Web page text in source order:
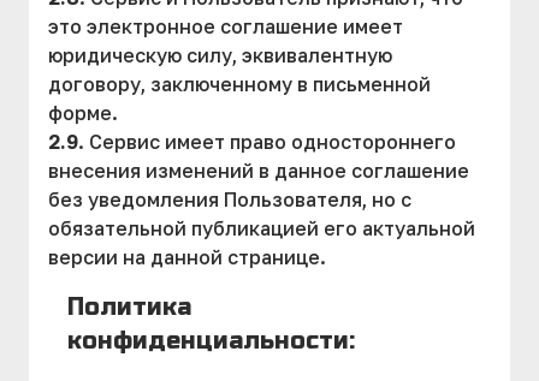
это электронное соглашение имеет
юридическую силу, эквивалентную
договору, заключенному в письменной
форме.
2.9. Сервис имеет право одностороннего
внесения изменений в данное соглашение
без уведомления Пользователя, но с
обязательной публикацией его актуальной
версии на данной странице.
Политика
конфиденциальности: